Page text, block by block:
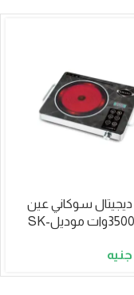
ديجيتال سوكاني عين
واحده 3500وات موديلSK-